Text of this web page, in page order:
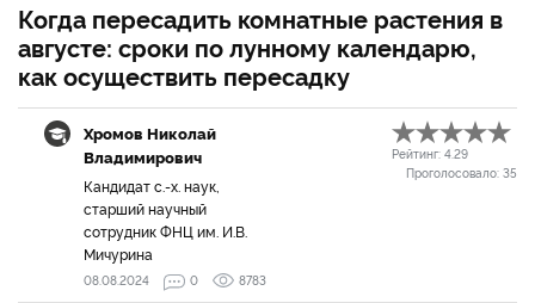
Когда пересадить комнатные растения в
августе: сроки по лунному календарю,
как осуществить пересадку
Хромов Николай
Владимирович
Кандидат с.-х. наук,
старший научный
сотрудник ФНЦ им. И.В.
Мичурина
Рейтинг: 4.29
Проголосовало: 35
08.08.2024 0 8783